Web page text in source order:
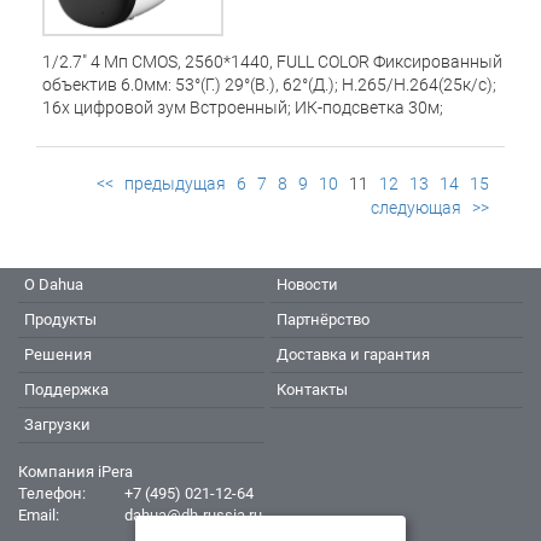
1/2.7" 4 Мп CMOS, 2560*1440, FULL COLOR Фиксированный
объектив 6.0мм: 53°(Г.) 29°(В.), 62°(Д.); H.265/H.264(25к/с);
16x цифровой зум Встроенный; ИК-подсветка 30м;
Настраиваемые зоны; Обнаружение человека;
Встроенный прожектор и сирена; Порт 1 x 100Мбит/с; Wi-
Fi:IEEE802.11b/g/n, двойная антенна; Приложение imou:
iOS, Android; ONVIF; Поддержка Micro SD до 256 ГБ; Кнопка
Материал: пластик и металл; Рабочие условия:
-30°C~+60°C; Относительная влажность менее 95%; IP67;
Размеры: 147.7 * 74.2 * 74.2 мм; Вес: 357 г
<< предыдущая 6 7 8 9 10 11 12 13 14
15
следующая
>>
О Dahua
Продукты
Решения
Поддержка
Загрузки
Новости
Партнёрство
Доставка и гарантия
Контакты
Компания iPera
Телефон:
+7 (495) 021-12-64
Email:
dahua@dh-russia.ru